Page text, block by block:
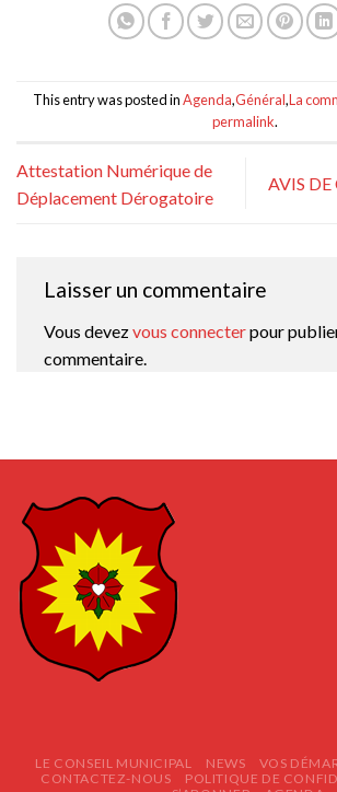
This entry was posted inAgenda,Général,La
permalink.
Attestation Numérique de
Déplacement Dérogatoire
AVIS DE
Laisser un commentaire
Vous devezvous connecterpour
commentaire.
LE CONSEIL MUNICIPAL NEWS
VOS
CONTACTEZ-NOUS
POLITIQUE DE